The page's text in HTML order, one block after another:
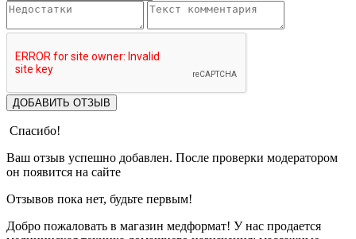
ДОБАВИТЬ ОТЗЫВ
Спасибо!
Ваш отзыв успешно добавлен. После проверки модератором
он появится на сайте
Отзывов пока нет, будьте первым!
Добро пожаловать в магазин медформат! У нас продается